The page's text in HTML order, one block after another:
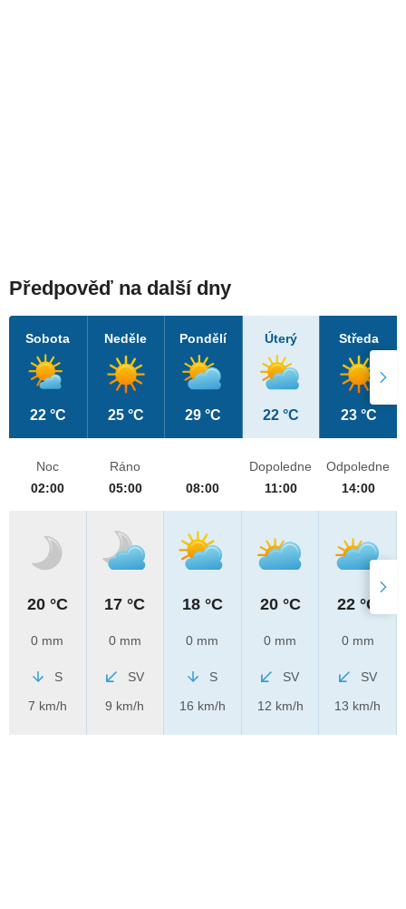
Předpověď na další dny
Sobota
22 °C
Neděle
25 °C
Pondělí
29 °C
Úterý
22 °C
Středa
23 °C
Noc
02:00
20 °C
0 mm
S
7 km/h
Ráno
05:00
17 °C
0 mm
SV
9 km/h
08:00
18 °C
0 mm
S
16 km/h
Dopoledne
11:00
20 °C
0 mm
SV
12 km/h
Odpoledne
14:00
22 °C
0 mm
SV
13 km/h